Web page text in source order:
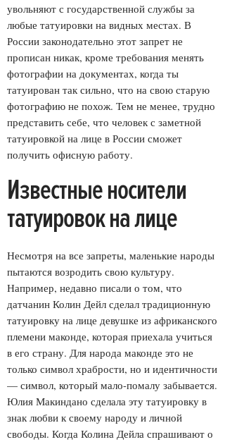
увольняют с государственной службы за
любые татуировки на видных местах. В
России законодательно этот запрет не
прописан никак, кроме требования менять
фотографии на документах, когда ты
татуирован так сильно, что на свою старую
фотографию не похож. Тем не менее, трудно
представить себе, что человек с заметной
татуировкой на лице в России сможет
получить офисную работу.
Известные носители
татуировок на лице
Несмотря на все запреты, маленькие народы
пытаются возродить свою культуру.
Например, недавно писали о том, что
датчанин Колин Дейл сделал традиционную
татуировку на лице девушке из африканского
племени маконде, которая приехала учиться
в его страну. Для народа маконде это не
только символ храбрости, но и идентичности
— символ, который мало-помалу забывается.
Юлия Макиндано сделала эту татуировку в
знак любви к своему народу и личной
свободы. Когда Колина Дейла спрашивают о